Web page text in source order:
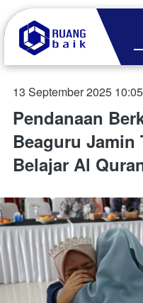
13 September 2025
Pendanaan
Beaguru Jamin
Belajar Al